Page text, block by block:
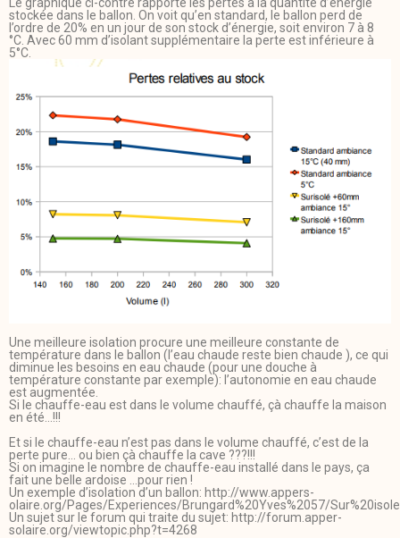
Le graphique ci-contre rapporte les pertes à la quantité d’énergie
stockée dans le ballon. On voit qu’en standard, le ballon perd de
l’ordre de 20% en un jour de son stock d’énergie, soit environ 7 à 8
°C. Avec 60 mm d’isolant supplémentaire la perte est inférieure à
5°C.
Une meilleure isolation procure une meilleure constante de
température dans le ballon (l’eau chaude reste bien chaude ), ce qui
diminue les besoins en eau chaude (pour une douche à
température constante par exemple): l’autonomie en eau chaude
est augmentée.
Si le chauffe-eau est dans le volume chauffé, çà chauffe la maison
en été…!!!
Et si le chauffe-eau n’est pas dans le volume chauffé, c’est de la
perte pure… ou bien çà chauffe la cave ???!!!
Si on imagine le nombre de chauffe-eau installé dans le pays, ça
fait une belle ardoise …pour rien !
Un exemple d’isolation d’un ballon: http://www.appers-
olaire.org/Pages/Experiences/Brungard%20Yves%2057/
Un sujet sur le forum qui traite du sujet: http://forum.apper-
solaire.org/viewtopic.php?t=4268